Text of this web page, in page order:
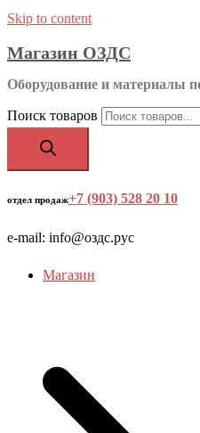
Skip to content
Магазин ОЗДС
Оборудование и материалы
Поиск товаров
отдел продаж+7 (903) 528 20 10
e-mail: info@оздс.рус
Магазин